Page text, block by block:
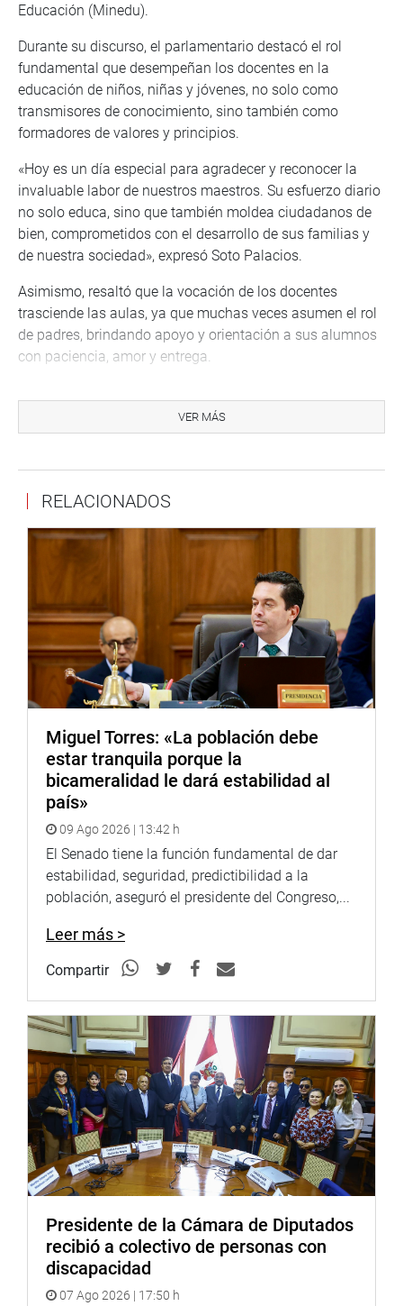
Educación (Minedu).
Durante su discurso, el parlamentario destacó el rol
fundamental que desempeñan los docentes en la
educación de niños, niñas y jóvenes, no solo como
transmisores de conocimiento, sino también como
formadores de valores y principios.
«Hoy es un día especial para agradecer y reconocer la
invaluable labor de nuestros maestros. Su esfuerzo diario
no solo educa, sino que también moldea ciudadanos de
bien, comprometidos con el desarrollo de sus familias y
de nuestra sociedad», expresó Soto Palacios.
Asimismo, resaltó que la vocación de los docentes
trasciende las aulas, ya que muchas veces asumen el rol
de padres, brindando apoyo y orientación a sus alumnos
con paciencia, amor y entrega.
estudiante, impactando sus vidas de manera profunda y
duradera», añadió.
Finalmente, el congresista recordó con gratitud a los
maestros que marcaron su vida y formación, destacando
en especial a su gran maestro del distrito de Acoria, Félix
Quispe Ortiz, a quien lleva siempre en su corazón por los
valores y enseñanzas que le inculcó.
OFICINA DE COMUNICACIONES E IMAGEN
INSTITUCIONAL
VER MÁS
RELACIONADOS
Miguel Torres: «La población debe
estar tranquila porque la
bicameralidad le dará estabilidad al
país»
09 Ago 2026 | 13:42 h
El Senado tiene la función fundamental de dar
estabilidad, seguridad, predictibilidad a la
población, aseguró el presidente del Congreso,...
Leer más >
Compartir
Presidente de la Cámara de Diputados
recibió a colectivo de personas con
discapacidad
07 Ago 2026 | 17:50 h